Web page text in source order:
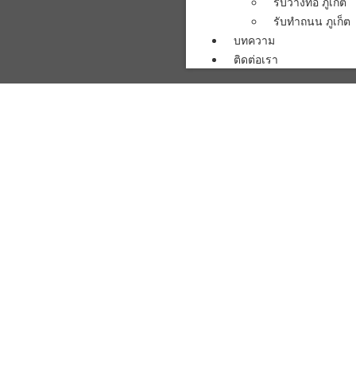
รับทำถนน ภูเก็ต
บทความ
ติดต่อเรา